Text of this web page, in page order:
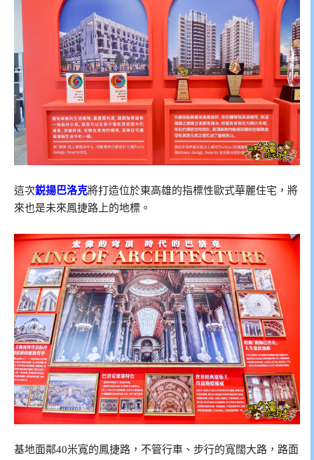
這次鋭揚巴洛克將打造位於東高雄的指標性歐式華麗住宅，將
來也是未來鳳捷路上的地標。
基地面鄰40米寬的鳳捷路，不管行車、步行的寬闊大路，路面